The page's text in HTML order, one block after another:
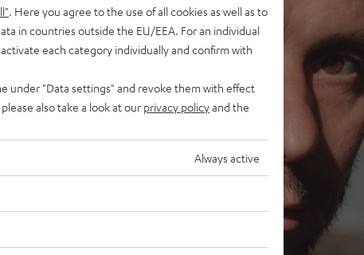
. Here you agree to the use of all cookies as well as to
in countries outside the EU/EEA. For an individual
each category individually and confirm with
under "Data settings" and revoke them with effect
also take a look at our privacy policyand the
Always active